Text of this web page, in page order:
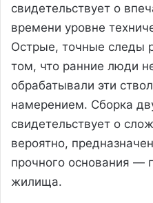
свидетельствует о
времени уровне
Острые, точные следы
том, что ранние люди
обрабатывали эти
намерением. Сборка
свидетельствует о
вероятно,
прочного основания —
жилища.